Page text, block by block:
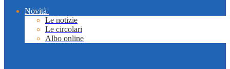
Novità
Le notizie
Le circolari
Albo online